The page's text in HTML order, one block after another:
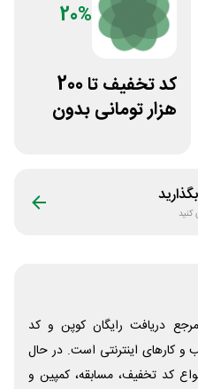
20%
کد تخفیف تا 200
هزار تومانی بدون
کنید
دریافت رایگان کوپن و کد
کارهای اینترنتی است. در حال
کد تخفیف، مسابقه، کمپین و